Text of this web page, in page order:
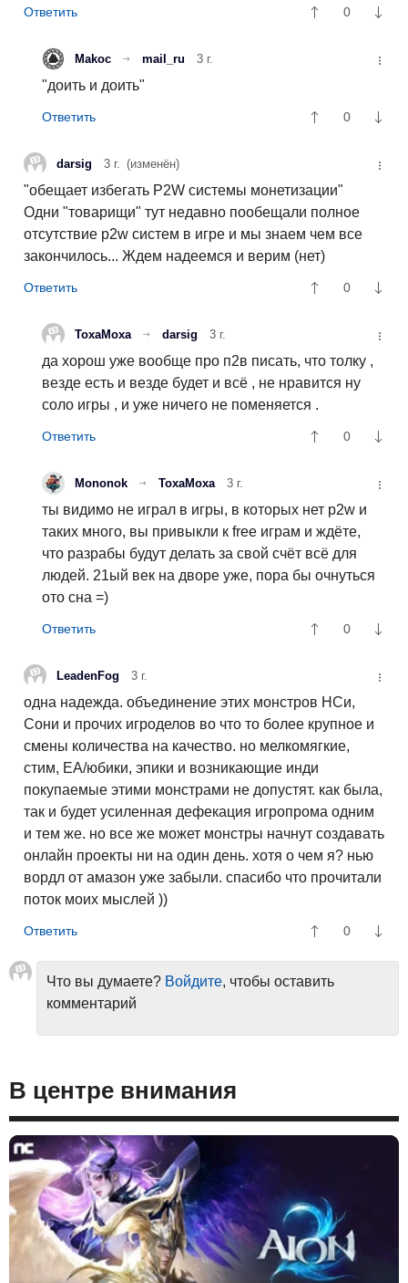
0
Makoc mail_ru 3 г.
"доить и доить"
0
darsig 3 г. (изменён)
"обещает избегать P2W системы монетизации"
Одни "товарищи" тут недавно пообещали полное
отсутствие p2w систем в игре и мы знаем чем все
закончилось... Ждем надеемся и верим (нет)
0
ТохаМоха darsig 3 г.
да хорош уже вообще про п2в писать, что толку ,
везде есть и везде будет и всё , не нравится ну
соло игры , и уже ничего не поменяется .
0
Mononok ТохаМоха 3 г.
ты видимо не играл в игры, в которых нет p2w и
таких много, вы привыкли к free играм и ждёте,
что разрабы будут делать за свой счёт всё для
людей. 21ый век на дворе уже, пора бы очнуться
ото сна =)
0
LeadenFog 3 г.
одна надежда. объединение этих монстров НСи,
Сони и прочих игроделов во что то более крупное и
смены количества на качество. но мелкомягкие,
стим, EA/юбики, эпики и возникающие инди
покупаемые этими монстрами не допустят. как была,
так и будет усиленная дефекация игропрома одним
и тем же. но все же может монстры начнут создавать
онлайн проекты ни на один день. хотя о чем я? нью
вордл от амазон уже забыли. спасибо что прочитали
поток моих мыслей ))
0
Что вы думаете? Войдите, чтобы оставить
комментарий
В центре внимания